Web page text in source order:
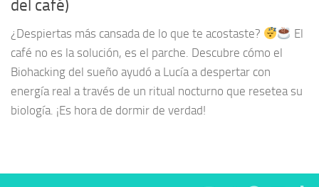
del café)
¿Despiertas más cansada de lo que te acostaste?
El
café no es la solución, es el parche. Descubre cómo el
Biohacking del sueño ayudó a Lucía a despertar con
energía real a través de un ritual nocturno que resetea su
biología. ¡Es hora de dormir de verdad!